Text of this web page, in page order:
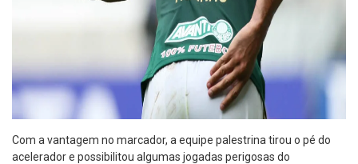
Com a vantagem no marcador, a equipe palestrina tirou o pé do
acelerador e possibilitou algumas jogadas perigosas do